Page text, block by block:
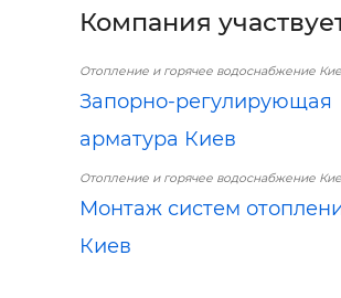
Компания
Отопление и горячее водоснабжение
Запорно-регулирующая
арматура Киев
Отопление и горячее водоснабжение
Монтаж систем
Киев